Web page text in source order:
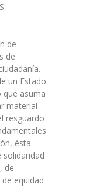
de
de
un Estado
que asuma
material
resguardo
ésta
solidaridad
de
equidad